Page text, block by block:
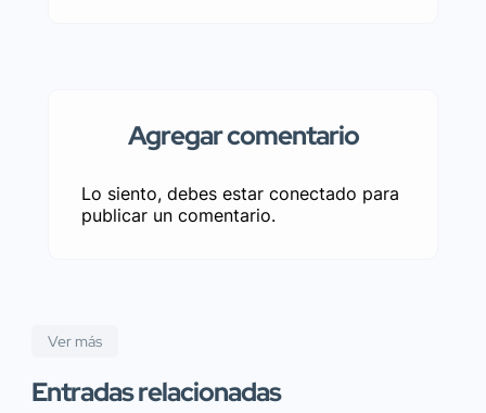
Agregar comentario
Lo siento, debes estar conectado para
publicar un comentario.
Ver más
Entradas relacionadas